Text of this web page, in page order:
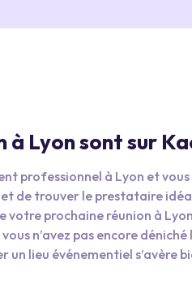
à Lyon sont sur
professionnel à Lyon et
de trouver le prestataire
votre prochaine réunion à
n’avez pas encore
lieu événementiel s’avère
perdues à mettre la main
du temps dans